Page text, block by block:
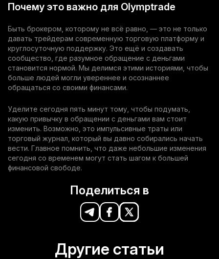
Почему это важно для Olymptrade
Быть брокером, которому не всё равно, — это не только
давать трейдерам современную торговую платформу и
круглосуточную поддержку. Это ещё и создавать
сообщество, где разумное обращение с деньгами
становится нормой. Мы делимся этими историями, чтобы
больше людей могли увереннее и осознаннее
обращаться со своими финансами.
Уделите сегодня пять минут тому, чтобы подумать,
какую привычку в обращении с деньгами вам стоит
изменить. Возможно, это импульсивные траты или
торговый журнал, который вы давно собирались начать
вести. Главное помнить, что даже небольшие изменения
сегодня со временем могут стать шагом к большей
финансовой свободе.
Поделиться в
Другие статьи